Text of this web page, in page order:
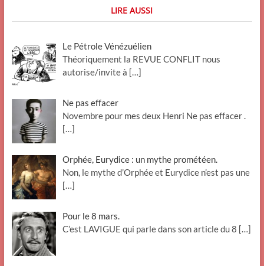
LIRE AUSSI
Le Pétrole Vénézuélien
Théoriquement la REVUE CONFLIT nous
autorise/invite à […]
Ne pas effacer
Novembre pour mes deux Henri Ne pas effacer .
[…]
Orphée, Eurydice : un mythe prométéen.
Non, le mythe d’Orphée et Eurydice n’est pas une
[…]
Pour le 8 mars.
C’est LAVIGUE qui parle dans son article du 8 […]